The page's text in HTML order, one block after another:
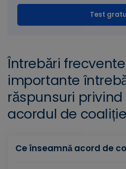
Test
Întrebări
importante
răspunsuri
acordul de coaliție
Ce înseamnă acord de